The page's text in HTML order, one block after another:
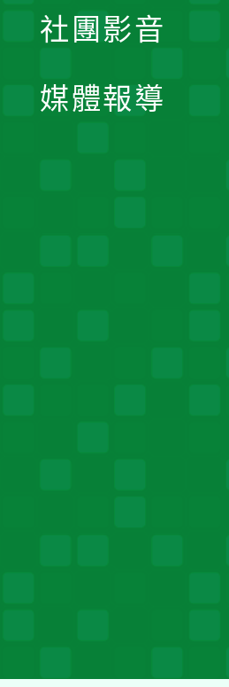
社團影音
媒體報導